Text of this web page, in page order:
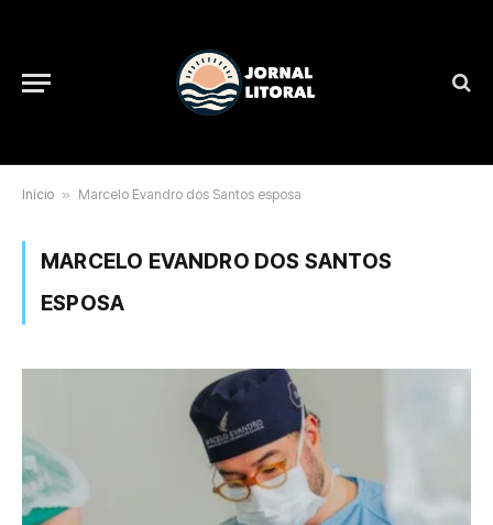
Início » Marcelo Evandro dos Santos esposa
MARCELO EVANDRO DOS SANTOS
ESPOSA